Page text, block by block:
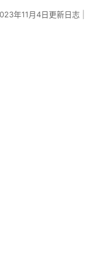
年11月4日更新日志